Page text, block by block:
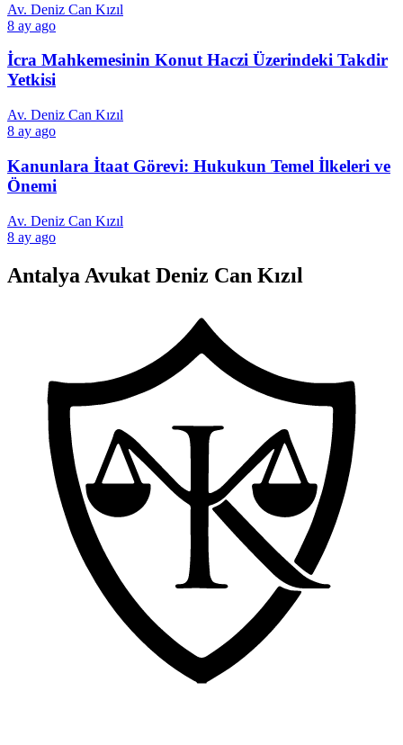
Av. Deniz Can Kızıl
8 ay ago
İcra Mahkemesinin Konut Haczi Üzerindeki Takdir
Yetkisi
Av. Deniz Can Kızıl
8 ay ago
Kanunlara İtaat Görevi: Hukukun Temel İlkeleri ve
Önemi
Av. Deniz Can Kızıl
8 ay ago
Antalya Avukat Deniz Can Kızıl